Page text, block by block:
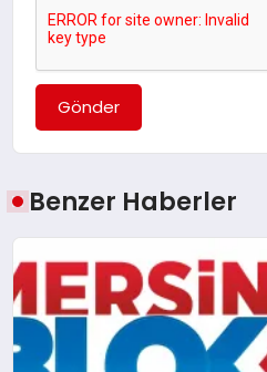
Gönder
Benzer Haberler